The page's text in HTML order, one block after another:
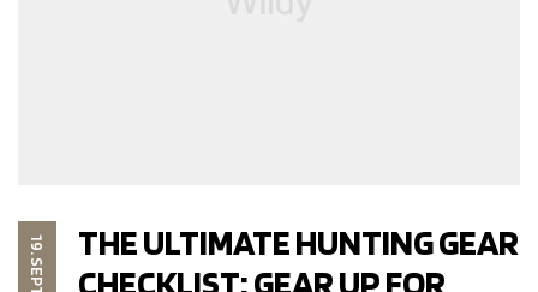
THE ULTIMATE HUNTING GEAR
CHECKLIST: GEAR UP FOR